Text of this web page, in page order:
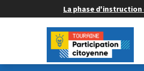
La phase d'instruction